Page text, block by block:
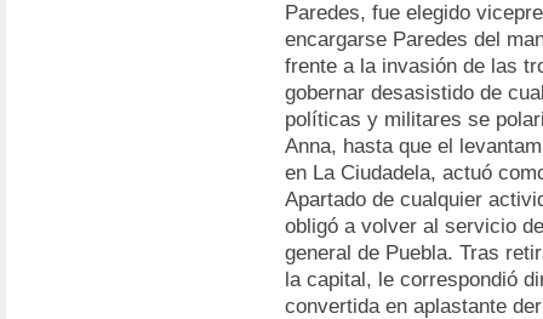
Paredes, fue elegido
encargarse Paredes del
frente a la invasión de las
gobernar desasistido de
políticas y militares se
Anna, hasta que el
en La Ciudadela, actuó
Apartado de cualquier
obligó a volver al servicio
general de Puebla. Tras
la capital, le correspondió
convertida en aplastante